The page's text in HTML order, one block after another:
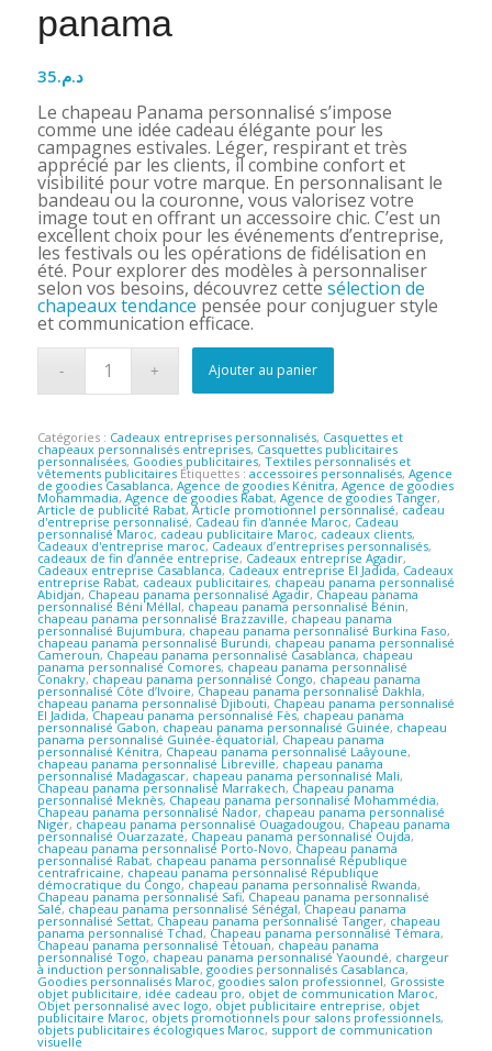
panama
د.م.35
Le chapeau Panama personnalisé s’impose
comme une idée cadeau élégante pour les
campagnes estivales. Léger, respirant et très
apprécié par les clients, il combine confort et
visibilité pour votre marque. En personnalisant le
bandeau ou la couronne, vous valorisez votre
image tout en offrant un accessoire chic. C’est un
excellent choix pour les événements d’entreprise,
les festivals ou les opérations de fidélisation en
été. Pour explorer des modèles à personnaliser
selon vos besoins, découvrez cette sélection de
chapeaux tendance pensée pour conjuguer style
et communication efficace.
Ajouter au panier
Catégories : Cadeaux entreprises personnalisés, Casquettes et
chapeaux personnalisés entreprises, Casquettes publicitaires
personnalisées, Goodies publicitaires, Textiles personnalisés et
vêtements publicitaires Étiquettes : accessoires personnalisés, Agence
de goodies Casablanca, Agence de goodies Kénitra, Agence de goodies
Mohammadia, Agence de goodies Rabat, Agence de goodies Tanger,
Article de publicité Rabat,Article promotionnel personnalisé, cadeau
d'entreprise personnalisé, Cadeau fin d'année Maroc, Cadeau
personnalisé Maroc, cadeau publicitaire Maroc, cadeaux clients,
Cadeaux d'entreprise maroc, Cadeaux d’entreprises personnalisés,
cadeaux de fin d’année entreprise, Cadeaux entreprise Agadir,
Cadeaux entreprise Casablanca, Cadeaux entreprise El Jadida, Cadeaux
entreprise Rabat, cadeaux publicitaires, chapeau panama personnalisé
Abidjan, Chapeau panama personnalisé Agadir, Chapeau panama
personnalisé Béni Méllal, chapeau panama personnalisé Bénin,
chapeau panama personnalisé Brazzaville, chapeau panama
personnalisé Bujumbura, chapeau panama personnalisé Burkina Faso,
chapeau panama personnalisé Burundi, chapeau panama personnalisé
Cameroun, Chapeau panama personnalisé Casablanca, chapeau
panama personnalisé Comores, chapeau panama personnalisé
Conakry, chapeau panama personnalisé Congo, chapeau panama
personnalisé Côte d’Ivoire, Chapeau panama personnalisé Dakhla,
chapeau panama personnalisé Djibouti, Chapeau panama personnalisé
El Jadida, Chapeau panama personnalisé Fès, chapeau panama
personnalisé Gabon, chapeau panama personnalisé Guinée, chapeau
panama personnalisé Guinée-équatorial, Chapeau panama
personnalisé Kénitra, Chapeau panama personnalisé Laâyoune,
chapeau panama personnalisé Libreville, chapeau panama
personnalisé Madagascar, chapeau panama personnalisé Mali,
Chapeau panama personnalisé Marrakech, Chapeau panama
personnalisé Meknès, Chapeau panama personnalisé Mohammédia,
Chapeau panama personnalisé Nador, chapeau panama personnalisé
Niger, chapeau panama personnalisé Ouagadougou, Chapeau panama
personnalisé Ouarzazate, Chapeau panama personnalisé Oujda,
chapeau panama personnalisé Porto-Novo, Chapeau panama
personnalisé Rabat, chapeau panama personnalisé République
centrafricaine, chapeau panama personnalisé République
démocratique du Congo, chapeau panama personnalisé Rwanda,
Chapeau panama personnalisé Safi, Chapeau panama personnalisé
Salé, chapeau panama personnalisé Sénégal, Chapeau panama
personnalisé Settat, Chapeau panama personnalisé Tanger, chapeau
panama personnalisé Tchad, Chapeau panama personnalisé Témara,
Chapeau panama personnalisé Tétouan, chapeau panama
personnalisé Togo, chapeau panama personnalisé Yaoundé, chargeur
à induction personnalisable, goodies personnalisés Casablanca,
Goodies personnalisés Maroc, goodies salon professionnel, Grossiste
objet publicitaire, idée cadeau pro, objet de communication Maroc,
Objet personnalisé avec logo, objet publicitaire entreprise, objet
publicitaire Maroc, objets promotionnels pour salons professionnels,
objets publicitaires écologiques Maroc, support de communication
visuelle